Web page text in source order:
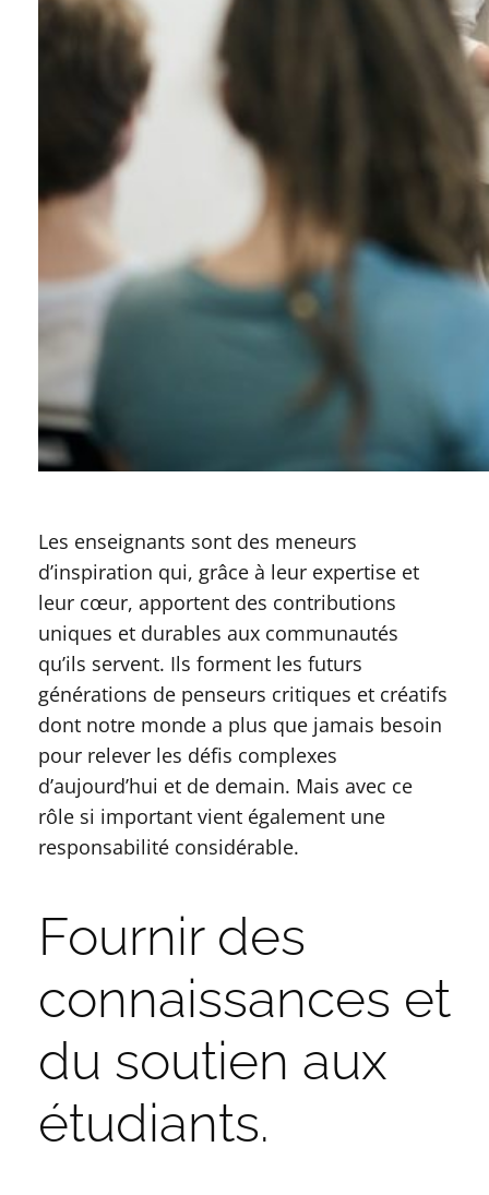
Les enseignants sont des meneurs
d’inspiration qui, grâce à leur expertise et
leur cœur, apportent des contributions
uniques et durables aux communautés
qu’ils servent. Ils forment les futurs
générations de penseurs critiques et créatifs
dont notre monde a plus que jamais besoin
pour relever les défis complexes
d’aujourd’hui et de demain. Mais avec ce
rôle si important vient également une
responsabilité considérable.
Fournir des
connaissances et
du soutien aux
étudiants.